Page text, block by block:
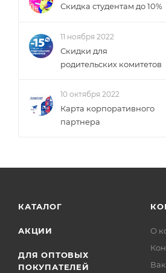
Скидка студентам до 10%
11 ноября 2022
Скидки для
родительских комитетов
10 октября 2022
Карта корпоративного
партнера
КАТАЛОГ
АКЦИИ
ДЛЯ ОПТОВЫХ
ПОКУПАТЕЛЕЙ
О